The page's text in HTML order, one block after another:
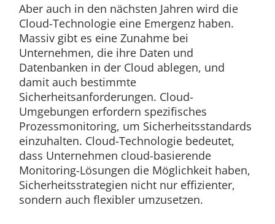
Aber auch in den nächsten Jahren wird die
Cloud-Technologie eine Emergenz haben.
Massiv gibt es eine Zunahme bei
Unternehmen, die ihre Daten und
Datenbanken in der Cloud ablegen, und
damit auch bestimmte
Sicherheitsanforderungen. Cloud-
Umgebungen erfordern spezifisches
Prozessmonitoring, um Sicherheitsstandards
einzuhalten. Cloud-Technologie bedeutet,
dass Unternehmen cloud-basierende
Monitoring-Lösungen die Möglichkeit haben,
Sicherheitsstrategien nicht nur effizienter,
sondern auch flexibler umzusetzen.